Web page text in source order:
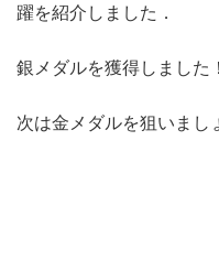
躍を紹介しました．
銀メダルを獲得しました！
次は金メダルを狙いまし